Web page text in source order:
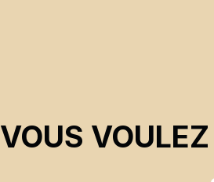
VOUS